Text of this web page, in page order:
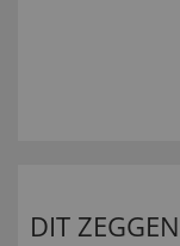
DIT